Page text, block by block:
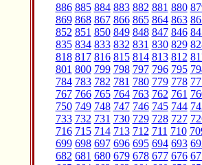
886 885 884 883 882 881 880
869 868 867 866 865 864 863
852 851 850 849 848 847 846
835 834 833 832 831 830 829
818 817 816 815 814 813 812
801 800 799 798 797 796 795
784 783 782 781 780 779 778
767 766 765 764 763 762 761
750 749 748 747 746 745 744
733 732 731 730 729 728 727
716 715 714 713 712 711 710
699 698 697 696 695 694 693
682 681 680 679 678 677 676